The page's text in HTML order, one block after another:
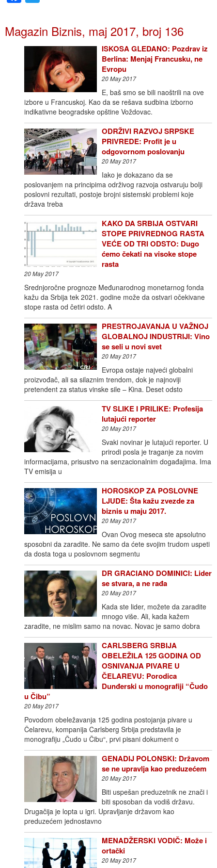
Magazin Biznis, maj 2017, broj 136
ISKOSA GLEDANO: Pozdrav iz
Berlina: Menjaj Francusku, ne
Evropu
20 May 2017
E, baš smo se bili naoštrili na ove
izbore u Francuskoj. Kao da se rešava sudbina izborno
indikativne beogradske opštine Voždovac.
ODRŽIVI RAZVOJ SRPSKE
PRIVREDE: Profit je u
odgovornom poslovanju
20 May 2017
Iako je dokazano da se
poslovanjem na principima održivog razvoja ostvaruju bolji
poslovni rezultati, postoje brojni sistemski problemi koje
država treba
KAKO DA SRBIJA OSTVARI
STOPE PRIVREDNOG RASTA
VEĆE OD TRI ODSTO: Dugo
ćemo čekati na visoke stope
rasta
20 May 2017
Srednjoročne prognoze Međunarodnog monetarnog fonda
kažu da Srbija tek 2021. godine može da ostvari očekivane
stope rasta od četiri odsto. A
PRESTROJAVANJA U VAŽNOJ
GLOBALNOJ INDUSTRIJI: Vino
se seli u novi svet
20 May 2017
Evropa ostaje najveći globalni
proizvođač, ali sa silaznim trendom, dok je najnoviji
pretendent za status vinske sile – Kina. Deset odsto
TV SLIKE I PRILIKE: Profesija
lutajući reporter
20 May 2017
Svaki novinar je lutajući reporter. U
prirodi posla je traganje za novim
informacijama, prisustvo na senzacionalnim događajima. Ima
TV emisija u
HOROSKOP ZA POSLOVNE
LJUDE: Šta kažu zvezde za
biznis u maju 2017.
20 May 2017
Ovan Ovog meseca ste apsolutno
sposobni da zaradite. Ne samo da ćete svojim trudom uspeti
da dosta toga u poslovnom segmentu
DR GRACIANO DOMINICI: Lider
se stvara, a ne rađa
20 May 2017
Kada ste lider, možete da zaradite
mnogo više. Ali, kada kažem
zaradite, ne mislim samo na novac. Novac je samo dobra
CARLSBERG SRBIJA
OBELEŽILA 125 GODINA OD
OSNIVANJA PIVARE U
ČELAREVU: Porodica
Dunđerski u monografiji “Čudo
u Čibu”
20 May 2017
Povodom obeležavanja 125 godina postojanja pivare u
Čelarevu, kompanija Carlsberg Srbija predstavila je
monografiju „Čudo u Čibu“, prvi pisani dokument o
GENADIJ POLONSKI: Državom
se ne upravlja kao preduzećem
20 May 2017
Biti uspešan preduzetnik ne znači i
biti sposoban da vodiš državu.
Drugačija je lopta u igri. Upravljanje državom kao
preduzećem jednostavno
MENADŽERSKI VODIČ: Može i
ortački
20 May 2017